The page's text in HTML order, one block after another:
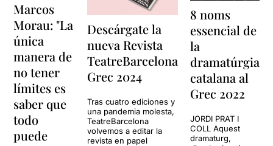
Marcos
Morau: "La
única
manera de
no tener
límites es
saber que
todo
puede
Descárgate la
nueva Revista
TeatreBarcelona
Grec 2024
Tras cuatro ediciones y
una pandemia molesta,
TeatreBarcelona
volvemos a editar la
revista en papel
8 noms
essencial de
la
dramatúrgia
catalana al
Grec 2022
JORDI PRAT I
COLL Aquest
dramaturg,